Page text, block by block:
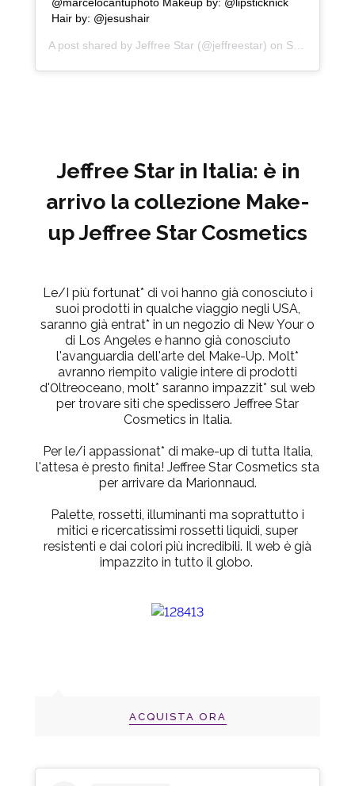
Hair by: @jesushair
A post shared by Jeffree Star (@jeffreestar) on Sep 30, 2018 at 1:56pm PDT
Jeffree Star in Italia: è in
arrivo la collezione Make-
up Jeffree Star Cosmetics
Le/I più fortunat* di voi hanno già conosciuto i
suoi prodotti in qualche viaggio negli USA,
saranno già entrat* in un negozio di New Your o
di Los Angeles e hanno già conosciuto
l'avanguardia dell'arte del Make-Up. Molt*
avranno riempito valigie intere di prodotti
d'0ltreoceano, molt* saranno impazzit* sul web
per trovare siti che spedissero Jeffree Star
Cosmetics in Italia.
Per le/i appassionat* di make-up di tutta Italia,
l'attesa è presto finita! Jeffree Star Cosmetics sta
per arrivare da Marionnaud.
Palette, rossetti, illuminanti ma soprattutto i
mitici e ricercatissimi rossetti liquidi, super
resistenti e dai colori più incredibili. Il web è già
impazzito in tutto il globo.
ACQUISTA ORA